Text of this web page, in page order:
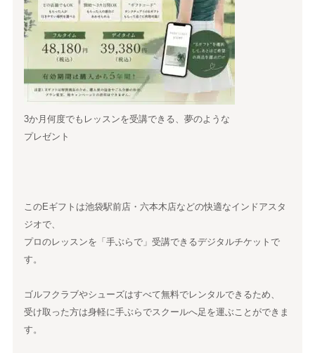
3か月何度でもレッスンを受講できる、夢のような
プレゼント
このEギフトは池袋駅前店・六本木店などの快適なインドアスタ
ジオで、
プロのレッスンを「手ぶらで」受講できるデジタルチケットで
す。
ゴルフクラブやシューズはすべて無料でレンタルできるため、
受け取った方は身軽に手ぶらでスクールへ足を運ぶことができま
す。